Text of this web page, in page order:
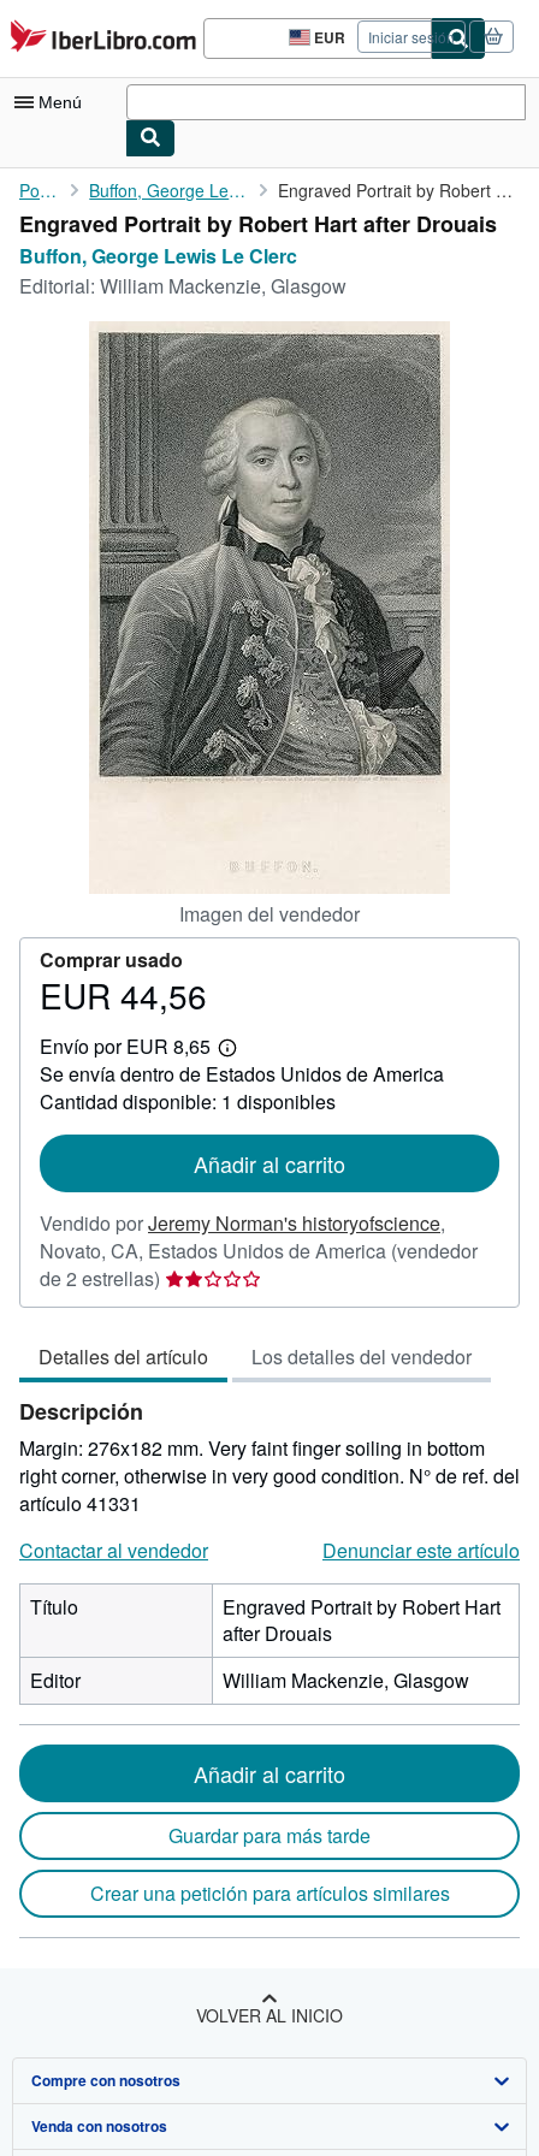
Pasar al contenido principal
IberLibro.com EUR
Preferencias
de
del
Iniciar sesión
Menú
Mi cuenta
Consultar mis pedidos
Búsqueda avanzada
Libros antiguos
Arte y coleccionismo
Vendedores
Comenzar a vender
CERRAR
Portada Buffon, George Lewis Le Clerc Engraved Portrait by Robert Hart after Drouais
Engraved Portrait by Robert Hart after Drouais
Buffon, George Lewis Le Clerc
Editorial: William Mackenzie, Glasgow
Imagen del vendedor
Comprar usado
Precio
44,56
EUR 44,56
Envío por EUR 8,65
Más
información
sobre
las
envío
Se envía dentro de Estados Unidos de America
Cantidad disponible: 1 disponibles
Añadir al carrito
Vendido porJeremy Norman's historyofscience,
Novato, CA, Estados Unidos de America (vendedor
de 2 estrellas) Calificación
del
2
de
estrellas
Detalles del artículo Los detalles del vendedor
Descripción
Margin: 276x182 mm. Very faint finger soiling in bottom
right corner, otherwise in very good condition. N° de ref. del
artículo 41331
Contactar al vendedor
Denunciar este artículo
Título
Engraved Portrait by Robert Hart
after Drouais
Editor
William Mackenzie, Glasgow
Añadir al carrito
Guardar para más tarde
Crear una petición para artículos similares
VOLVER AL INICIO
Compre con nosotros
Búsqueda avanzada
Venda con nosotros